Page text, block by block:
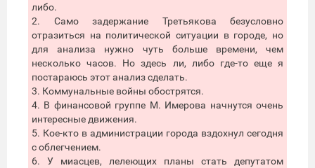
либо.
2. Само задержание Третьякова безусловно
отразиться на политической ситуации в городе, но
для анализа нужно чуть больше времени, чем
несколько часов. Но здесь ли, либо где-то еще я
постараюсь этот анализ сделать.
3. Коммунальные войны обострятся.
4. В финансовой группе М. Имерова начнутся очень
интересные движения.
5. Кое-кто в администрации города вздохнул сегодня
с облегчением.
6. У миасцев, лелеющих планы стать депутатом